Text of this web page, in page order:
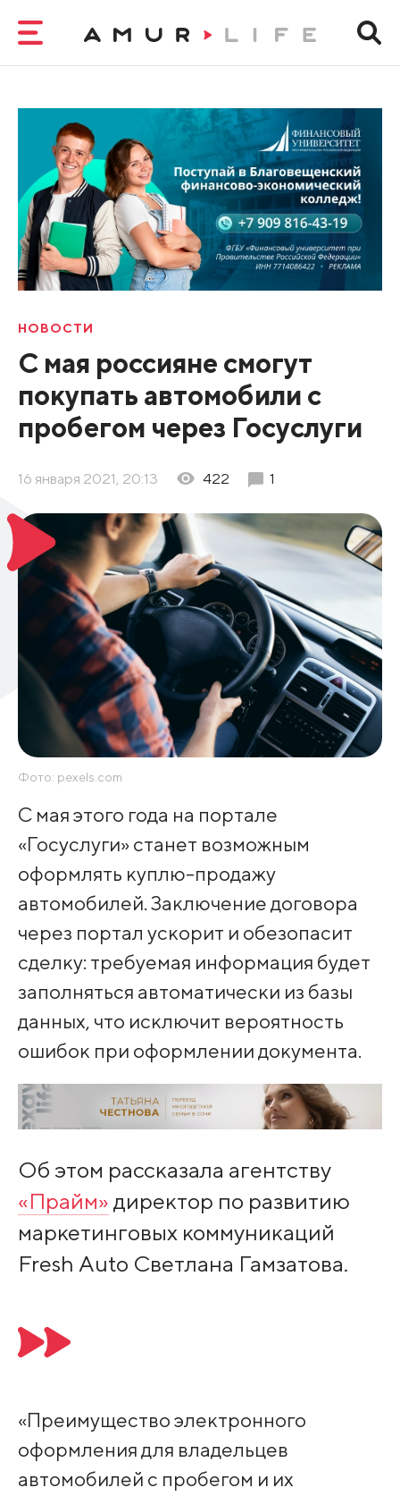
НОВОСТИ
С мая россияне смогут
покупать автомобили с
пробегом через Госуслуги
16 января 2021, 20:13 422 1
Фото: pexels.com
C мая этого года на портале
«Госуслуги» станет возможным
оформлять куплю-продажу
автомобилей. Заключение договора
через портал ускорит и обезопасит
сделку: требуемая информация будет
заполняться автоматически из базы
данных, что исключит вероятность
ошибок при оформлении документа.
Об этом рассказала агентству
«Прайм» директор по развитию
маркетинговых коммуникаций
Fresh Auto Светлана Гамзатова.
«Преимущество электронного
оформления для владельцев
автомобилей с пробегом и их